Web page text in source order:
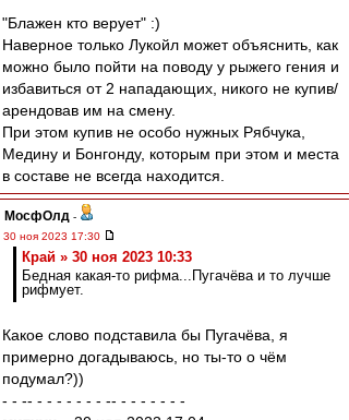
"Блажен кто верует" :)
Наверное только Лукойл может объяснить, как
можно было пойти на поводу у рыжего гения и
избавиться от 2 нападающих, никого не купив/
арендовав им на смену.
При этом купив не особо нужных Рябчука,
Медину и Бонгонду, которым при этом и места
в составе не всегда находится.
МосфОлд -
30 ноя 2023 17:30
Край » 30 ноя 2023 10:33
Бедная какая-то рифма...Пугачёва и то лучше
рифмует.
Какое слово подставила бы Пугачёва, я
примерно догадываюсь, но ты-то о чём
подумал?))
- - -- - - - - - - - -- - - - - - - -